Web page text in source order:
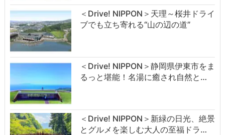
＜Drive! NIPPON＞天理～桜井ドライ
ブでも立ち寄れる“山の辺の道”
＜Drive! NIPPON＞静岡県伊東市をま
るっと堪能！名湯に癒され自然と…
＜Drive! NIPPON＞新緑の日光、絶景
とグルメを楽しむ大人の至福ドラ…